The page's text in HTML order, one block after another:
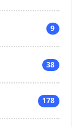
9
38
178